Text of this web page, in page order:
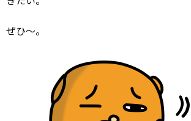
ぜひ～。